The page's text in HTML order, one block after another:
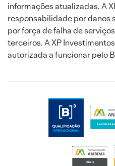
informações atualizadas. A
responsabilidade por danos
por força de falha de
terceiros. A XP
autorizada a funcionar pelo